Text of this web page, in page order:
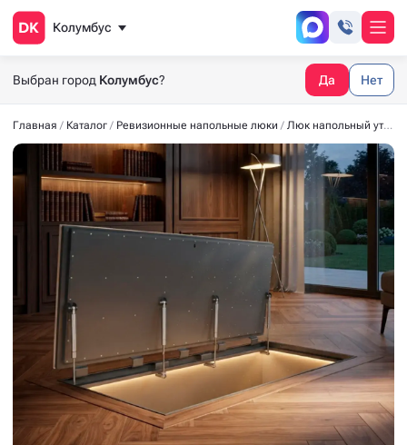
Колумбус
Выбран город Колумбус? Да Нет
Главная Каталог Ревизионные напольные люки Люк напольный утеплённый СТАНДАРТ-УТ40 2500*700